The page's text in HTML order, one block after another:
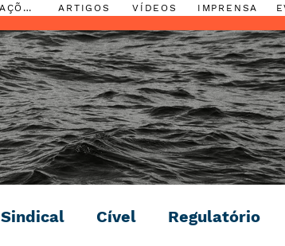
PUBLICAÇÕES ARTIGOS VÍDEOS IMPRENSA
Sindical Cível Regulatório